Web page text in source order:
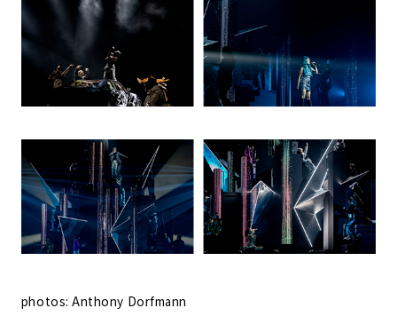
photos: Anthony Dorfmann